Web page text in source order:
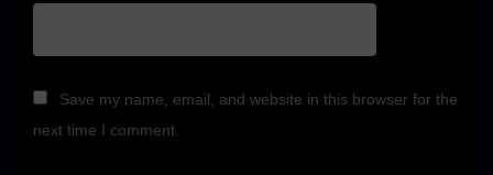
Save my name, email, and website in this browser for the
next time I comment.